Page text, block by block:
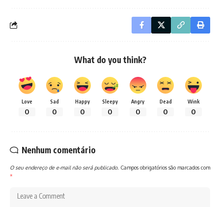
What do you think?
Love
0
Sad
0
Happy
0
Sleepy
0
Angry
0
Dead
0
Wink
0
Nenhum comentário
O seu endereço de e-mail não será publicado. Campos obrigatórios são marcados com
*